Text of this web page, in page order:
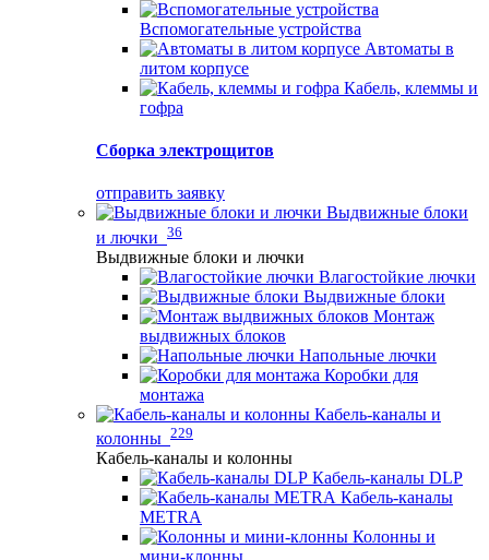
Вспомогательные устройства
Автоматы в
литом корпусе
Кабель, клеммы и
гофра
Сборка электрощитов
отправить заявку
Выдвижные блоки
и лючки 36
Выдвижные блоки и лючки
Влагостойкие лючки
Выдвижные блоки
Монтаж
выдвижных блоков
Напольные лючки
Коробки для
монтажа
Кабель-каналы и
колонны 229
Кабель-каналы и колонны
Кабель-каналы DLP
Кабель-каналы
METRA
Колонны и
мини-клонны